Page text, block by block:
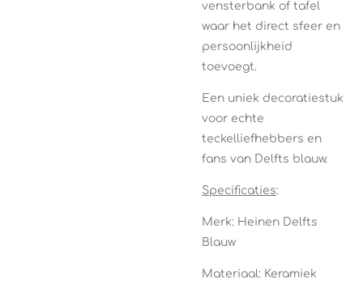
vensterbank of tafel
waar het direct sfeer en
persoonlijkheid
toevoegt.
Een uniek decoratiestuk
voor echte
teckelliefhebbers en
fans van Delfts blauw.
Specificaties:
Merk: Heinen Delfts
Blauw
Materiaal: Keramiek